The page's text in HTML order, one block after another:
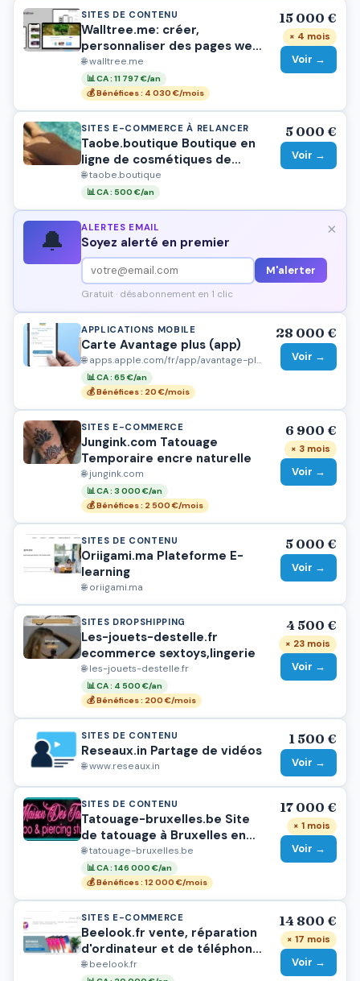
SITES DE CONTENU
Walltree.me: créer,
personnaliser des pages web
et récolter des dons
🌐 walltree.me
📊 CA : 11 797 €/an
💰 Bénéfices : 4 030 €/mois
15 000 €
× 4 mois
Voir →
SITES E-COMMERCE À RELANCER
Taobe.boutique Boutique en
ligne de cosmétiques de
niche
🌐 taobe.boutique
📊 CA : 500 €/an
5 000 €
Voir →
🔔 ALERTES EMAIL
Soyez alerté en premier
M'alerter
Gratuit · désabonnement en 1 clic
×
APPLICATIONS MOBILE
Carte Avantage plus (app)
🌐 apps.apple.com/fr/app/avantage-plus/id1531605998
📊 CA : 65 €/an
💰 Bénéfices : 20 €/mois
28 000 €
Voir →
SITES E-COMMERCE
Jungink.com Tatouage
Temporaire encre naturelle
🌐 jungink.com
📊 CA : 3 000 €/an
💰 Bénéfices : 2 500 €/mois
6 900 €
× 3 mois
Voir →
SITES DE CONTENU
Oriigami.ma Plateforme E-
learning
🌐 oriigami.ma
5 000 €
Voir →
SITES DROPSHIPPING
Les-jouets-destelle.fr
ecommerce sextoys,lingerie
🌐 les-jouets-destelle.fr
📊 CA : 4 500 €/an
💰 Bénéfices : 200 €/mois
4 500 €
× 23 mois
Voir →
SITES DE CONTENU
Reseaux.in Partage de vidéos
🌐 www.reseaux.in
1 500 €
Voir →
SITES DE CONTENU
Tatouage-bruxelles.be Site
de tatouage à Bruxelles en
Belgique
🌐 tatouage-bruxelles.be
📊 CA : 146 000 €/an
💰 Bénéfices : 12 000 €/mois
17 000 €
× 1 mois
Voir →
SITES E-COMMERCE
Beelook.fr vente, réparation
d'ordinateur et de téléphone
portable.
🌐 beelook.fr
14 800 €
× 17 mois
Voir →